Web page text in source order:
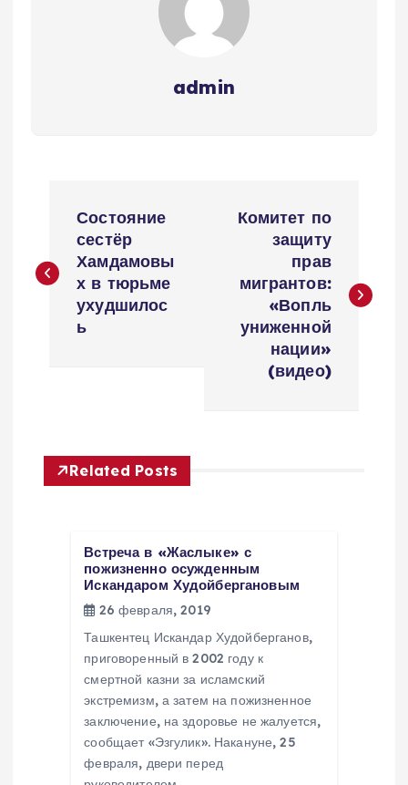
admin
в
ц
Состояние
сестёр
Хамдамовы
х в тюрьме
ухудшилос
ь
Комитет по
защиту
прав
мигрантов:
«Вопль
униженной
нации»
(видео)
Related Posts
Встреча в «Жаслыке» с
пожизненно осужденным
Искандаром Худойбергановым
26 февраля, 2019
Ташкентец Искандар Худойберганов,
приговоренный в 2002 году к
смертной казни за исламский
экстремизм, а затем на пожизненное
заключение, на здоровье не жалуется,
сообщает «Эзгулик». Накануне, 25
февраля, двери перед